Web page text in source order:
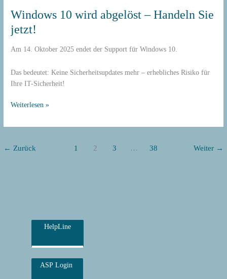
Windows 10 wird abgelöst – Handeln Sie
jetzt!
Am 14. Oktober 2025 endet der Support für Windows 10.
Das bedeutet: Keine Sicherheitsupdates mehr – erhebliches Risiko für
Ihre IT-Sicherheit!
wird
abgelöst
–
Handeln
jetzt!
Weiterlesen »
← Zurück 1 2 3 … 38 Weiter →
HelpLine
ASP Login